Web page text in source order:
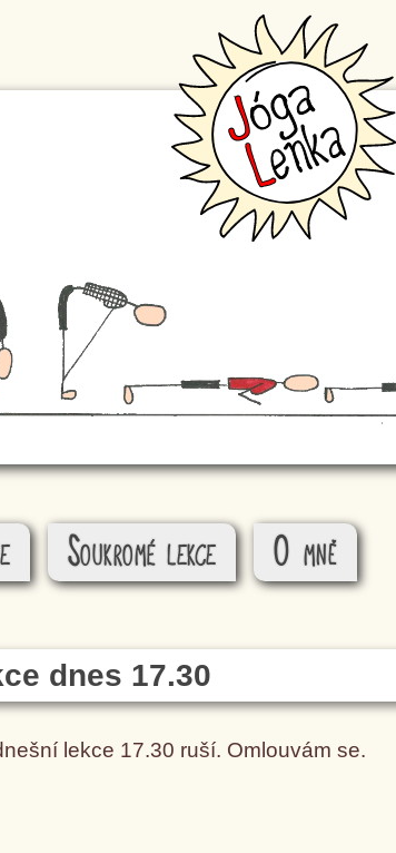
Soukromé lekce O mně
dnes 17.30
lekce 17.30 ruší. Omlouvám se.